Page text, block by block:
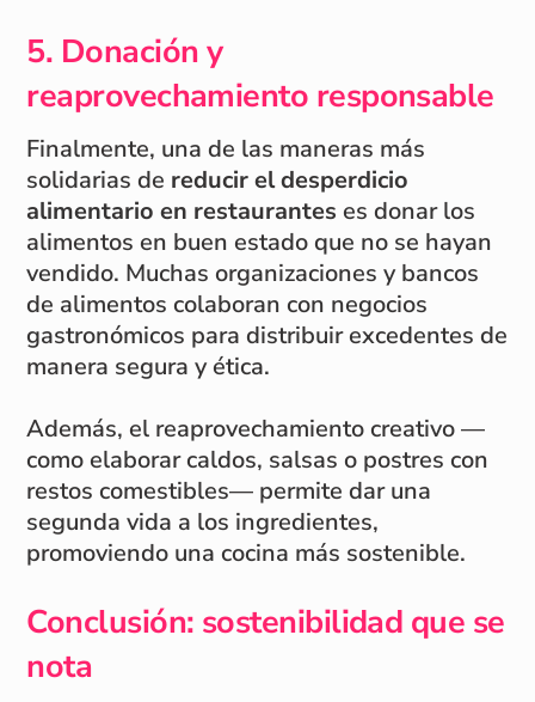
5. Donación y
reaprovechamiento responsable
Finalmente, una de las maneras más
solidarias de reducir el desperdicio
alimentario en restaurantes es donar los
alimentos en buen estado que no se hayan
vendido. Muchas organizaciones y bancos
de alimentos colaboran con negocios
gastronómicos para distribuir excedentes de
manera segura y ética.
Además, el reaprovechamiento creativo —
como elaborar caldos, salsas o postres con
restos comestibles— permite dar una
segunda vida a los ingredientes,
promoviendo una cocina más sostenible.
Conclusión: sostenibilidad que se
nota